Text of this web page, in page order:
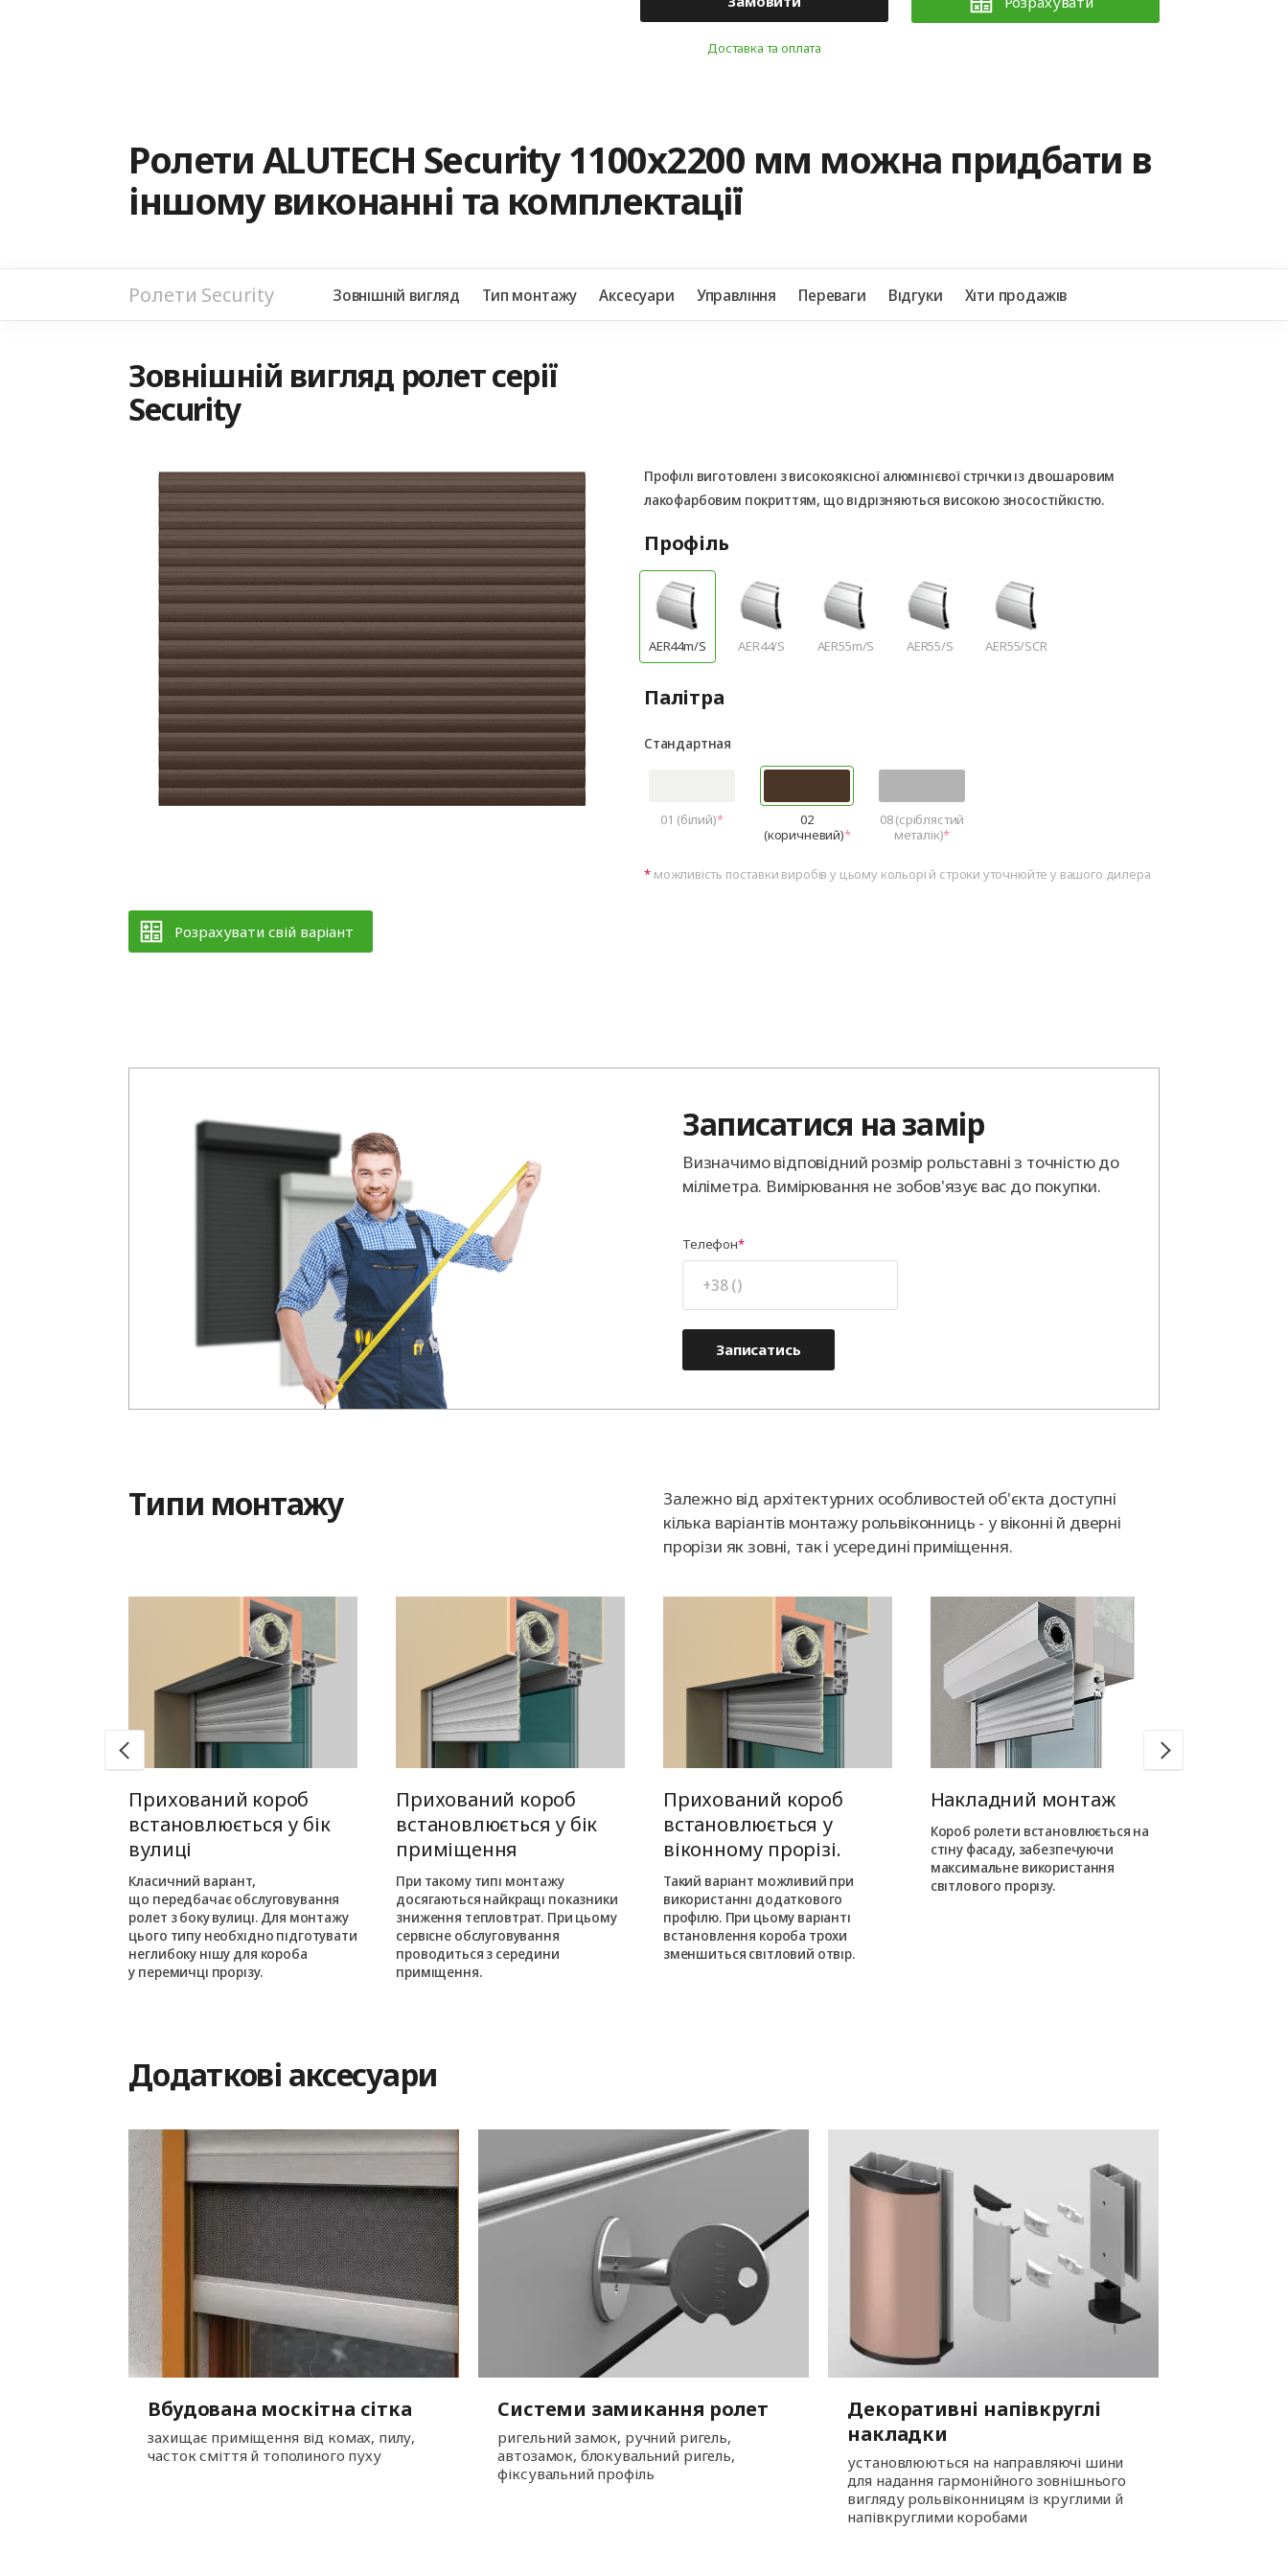
Доставка та оплата
Ролети ALUTECH Security 1100x2200 мм можна придбати в
іншому виконанні та комплектації
Ролети Security Зовнішній вигляд Тип монтажу Аксесуари Управління Переваги Відгуки Хіти продажів
Зовнішній вигляд ролет серії
Security
Профілі виготовлені з високоякісної алюмінієвої стрічки із двошаровим
лакофарбовим покриттям, що відрізняються високою зносостійкістю.
Профіль
AER44m/S AER44/S AER55m/S AER55/S AER55/SCR
Палітра
Стандартная
01 (білий)
02
(коричневий)
08 (сріблястий
металік)
можливість поставки виробів у цьому кольорі й строки уточнюйте у вашого дилера
Розрахувати свій варіант
Записатися на замір
Визначимо відповідний розмір рольставні з точністю до
міліметра. Вимірювання не зобов'язує вас до покупки.
Телефон
Записатись
Типи монтажу
Залежно від архітектурних особливостей об'єкта доступні
кілька варіантів монтажу рольвіконниць - у віконні й дверні
прорізи як зовні, так і усередині приміщення.
Прихований короб
встановлюється у бік
вулиці
Класичний варіант,
що передбачає обслуговування
ролет з боку вулиці. Для монтажу
цього типу необхідно підготувати
неглибоку нішу для короба
у перемичці прорізу.
Прихований короб
встановлюється у бік
приміщення
При такому типі монтажу
досягаються найкращі показники
зниження тепловтрат. При цьому
сервісне обслуговування
проводиться з середини
приміщення.
Прихований короб
встановлюється у
віконному прорізі.
Такий варіант можливий при
використанні додаткового
профілю. При цьому варіанті
встановлення короба трохи
зменшиться світловий отвір.
Накладний монтаж
Короб ролети встановлюється на
стіну фасаду, забезпечуючи
максимальне використання
світлового прорізу.
Додаткові аксесуари
Вбудована москітна сітка
захищає приміщення від комах, пилу,
часток сміття й тополиного пуху
Системи замикання ролет
ригельний замок, ручний ригель,
автозамок, блокувальний ригель,
фіксувальний профіль
Декоративні напівкруглі
накладки
установлюються на направляючі шини
для надання гармонійного зовнішнього
вигляду рольвіконницям із круглими й
напівкруглими коробами